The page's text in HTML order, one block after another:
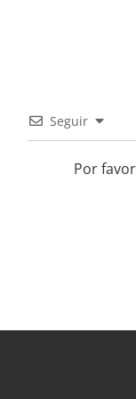
Seguir
Por